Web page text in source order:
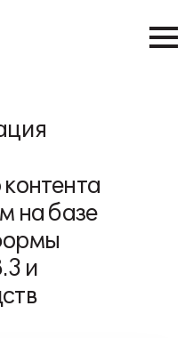
на базе
и